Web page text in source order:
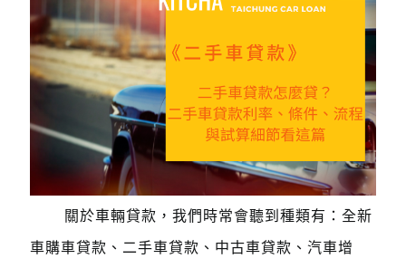
關於車輛貸款，我們時常會聽到種類有：全新
車購車貸款、二手車貸款、中古車貸款、汽車增